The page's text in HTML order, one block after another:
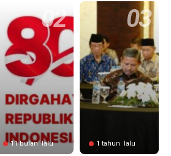
11 bulan lalu 1 tahun lalu